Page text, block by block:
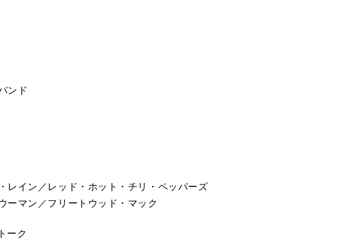
ンド
レイン／レッド・ホット・チリ・ペッパーズ
ーマン／フリートウッド・マック
ーク